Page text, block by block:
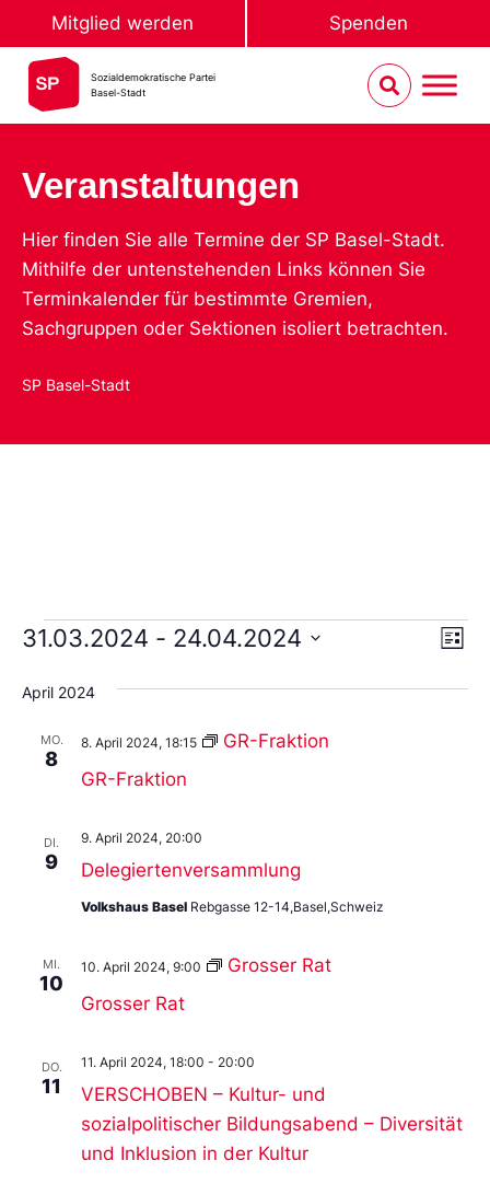
Mitglied werden Spenden
Sozialdemokratische Partei
Basel-Stadt
Veranstaltungen
Hier finden Sie alle Termine der SP Basel-Stadt.
Mithilfe der untenstehenden Links können Sie
Terminkalender für bestimmte Gremien,
Sachgruppen oder Sektionen isoliert betrachten.
SP Basel-Stadt
Liste
31.03.2024 - 24.04.2024
Sie
das
aus.
April 2024
MO.
8
GR-Fraktion
8. April 2024, 18:15 GR-Fraktion
DI.
9 Delegiertenversammlung
9. April 2024, 20:00
Volkshaus Basel Rebgasse 12-14,Basel,Schweiz
MI.
10
Grosser Rat
10. April 2024, 9:00 Grosser Rat
DO.
11
VERSCHOBEN – Kultur- und
sozialpolitischer Bildungsabend – Diversität
und Inklusion in der Kultur
11. April 2024, 18:00 - 20:00